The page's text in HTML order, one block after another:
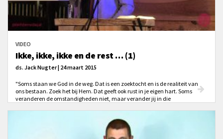
VIDEO
Ikke, ikke, ikke en de rest … (1)
ds. Jack Nugter | 24 maart 2015
"Soms staan we God in de weg. Dat is een zoektocht en is de realiteit van
ons bestaan. Zoek het bij Hem. Dat geeft ook rust in je eigen hart. Soms
veranderen de omstandigheden niet, maar verander jij in die